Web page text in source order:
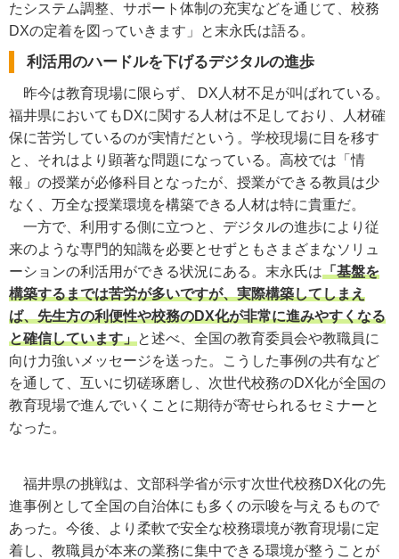
たシステム調整、サポート体制の充実などを通じて、校務
DXの定着を図っていきます」と末永氏は語る。
利活用のハードルを下げるデジタルの進歩
昨今は教育現場に限らず、 DX人材不足が叫ばれている。
福井県においてもDXに関する人材は不足しており、人材確
保に苦労しているのが実情だという。学校現場に目を移す
と、それはより顕著な問題になっている。高校では「情
報」の授業が必修科目となったが、授業ができる教員は少
なく、万全な授業環境を構築できる人材は特に貴重だ。
一方で、利用する側に立つと、デジタルの進歩により従
来のような専門的知識を必要とせずともさまざまなソリュ
ーションの利活用ができる状況にある。末永氏は「基盤を
構築するまでは苦労が多いですが、実際構築してしまえ
ば、先生方の利便性や校務のDX化が非常に進みやすくなる
と確信しています」と述べ、全国の教育委員会や教職員に
向け力強いメッセージを送った。こうした事例の共有など
を通して、互いに切磋琢磨し、次世代校務のDX化が全国の
教育現場で進んでいくことに期待が寄せられるセミナーと
なった。
福井県の挑戦は、文部科学省が示す次世代校務DX化の先
進事例として全国の自治体にも多くの示唆を与えるもので
あった。今後、より柔軟で安全な校務環境が教育現場に定
着し、教職員が本来の業務に集中できる環境が整うことが